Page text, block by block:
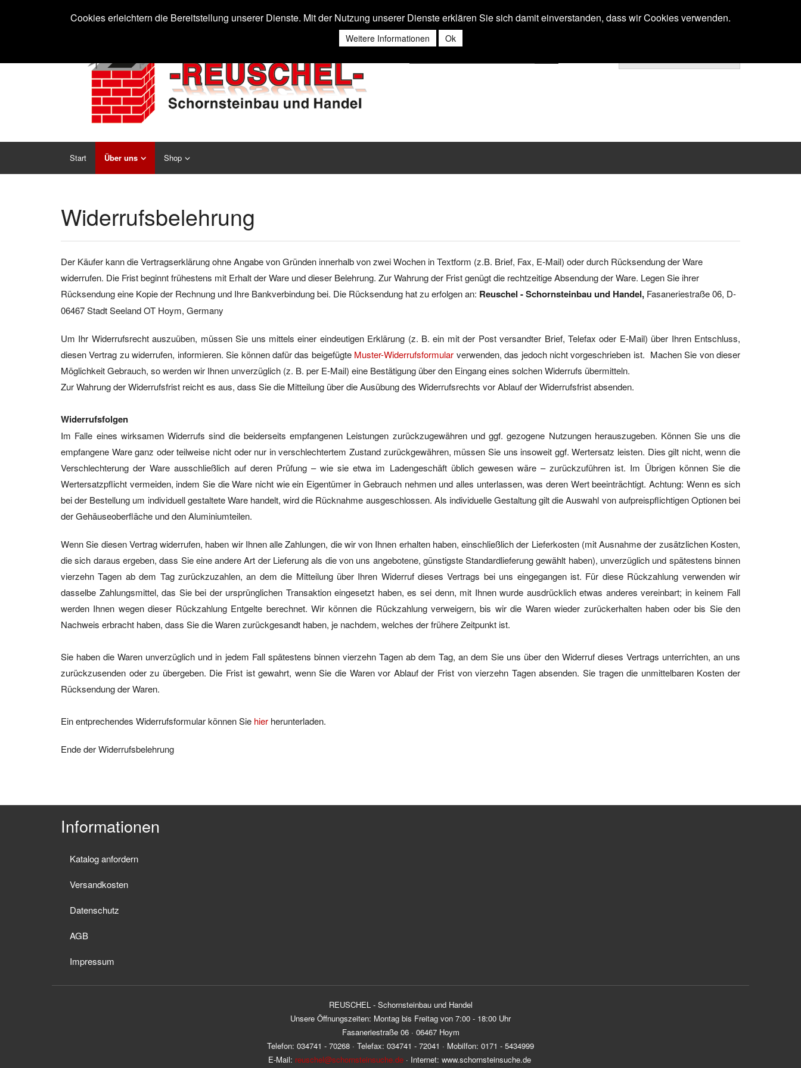
Start Über uns Shop
Widerrufsbelehrung
Der Käufer kann die Vertragserklärung ohne Angabe von Gründen innerhalb von zwei Wochen in Textform (z.B. Brief, Fax, E-Mail) oder durch Rücksendung der Ware
widerrufen. Die Frist beginnt frühestens mit Erhalt der Ware und dieser Belehrung. Zur Wahrung der Frist genügt die rechtzeitige Absendung der Ware. Legen Sie ihrer
Rücksendung eine Kopie der Rechnung und Ihre Bankverbindung bei. Die Rücksendung hat zu erfolgen an: Reuschel - Schornsteinbau und Handel, Fasaneriestraße 06, D-
06467 Stadt Seeland OT Hoym, Germany
Um Ihr Widerrufsrecht auszuüben, müssen Sie uns mittels einer eindeutigen Erklärung (z. B. ein mit der Post versandter Brief, Telefax oder E-Mail) über Ihren Entschluss,
diesen Vertrag zu widerrufen, informieren. Sie können dafür das beigefügte Muster-Widerrufsformular verwenden, das jedoch nicht vorgeschrieben ist. Machen Sie von dieser
Möglichkeit Gebrauch, so werden wir Ihnen unverzüglich (z. B. per E-Mail) eine Bestätigung über den Eingang eines solchen Widerrufs übermitteln.
Zur Wahrung der Widerrufsfrist reicht es aus, dass Sie die Mitteilung über die Ausübung des Widerrufsrechts vor Ablauf der Widerrufsfrist absenden.
Widerrufsfolgen
Im Falle eines wirksamen Widerrufs sind die beiderseits empfangenen Leistungen zurückzugewähren und ggf. gezogene Nutzungen herauszugeben. Können Sie uns die
empfangene Ware ganz oder teilweise nicht oder nur in verschlechtertem Zustand zurückgewähren, müssen Sie uns insoweit ggf. Wertersatz leisten. Dies gilt nicht, wenn die
Verschlechterung der Ware ausschließlich auf deren Prüfung – wie sie etwa im Ladengeschäft üblich gewesen wäre – zurückzuführen ist. Im Übrigen können Sie die
Wertersatzpflicht vermeiden, indem Sie die Ware nicht wie ein Eigentümer in Gebrauch nehmen und alles unterlassen, was deren Wert beeinträchtigt. Achtung: Wenn es sich
bei der Bestellung um individuell gestaltete Ware handelt, wird die Rücknahme ausgeschlossen. Als individuelle Gestaltung gilt die Auswahl von aufpreispflichtigen Optionen bei
der Gehäuseoberfläche und den Aluminiumteilen.
Wenn Sie diesen Vertrag widerrufen, haben wir Ihnen alle Zahlungen, die wir von Ihnen erhalten haben, einschließlich der Lieferkosten (mit Ausnahme der zusätzlichen Kosten,
die sich daraus ergeben, dass Sie eine andere Art der Lieferung als die von uns angebotene, günstigste Standardlieferung gewählt haben), unverzüglich und spätestens binnen
vierzehn Tagen ab dem Tag zurückzuzahlen, an dem die Mitteilung über Ihren Widerruf dieses Vertrags bei uns eingegangen ist. Für diese Rückzahlung verwenden wir
dasselbe Zahlungsmittel, das Sie bei der ursprünglichen Transaktion eingesetzt haben, es sei denn, mit Ihnen wurde ausdrücklich etwas anderes vereinbart; in keinem Fall
werden Ihnen wegen dieser Rückzahlung Entgelte berechnet. Wir können die Rückzahlung verweigern, bis wir die Waren wieder zurückerhalten haben oder bis Sie den
Nachweis erbracht haben, dass Sie die Waren zurückgesandt haben, je nachdem, welches der frühere Zeitpunkt ist.
Sie haben die Waren unverzüglich und in jedem Fall spätestens binnen vierzehn Tagen ab dem Tag, an dem Sie uns über den Widerruf dieses Vertrags unterrichten, an uns
zurückzusenden oder zu übergeben. Die Frist ist gewahrt, wenn Sie die Waren vor Ablauf der Frist von vierzehn Tagen absenden. Sie tragen die unmittelbaren Kosten der
Rücksendung der Waren.
Ein entprechendes Widerrufsformular können Sie hier herunterladen.
Ende der Widerrufsbelehrung
Informationen
Katalog anfordern
Versandkosten
Datenschutz
AGB
Impressum
REUSCHEL - Schornsteinbau und Handel
Unsere Öffnungszeiten: Montag bis Freitag von 7:00 - 18:00 Uhr
Fasaneriestraße 06 · 06467 Hoym
Telefon: 034741 - 70268 · Telefax: 034741 - 72041 · Mobilfon: 0171 - 5434999
E-Mail: reuschel@schornsteinsuche.de· Internet: www.schornsteinsuche.de
Cookies erleichtern die Bereitstellung unserer Dienste. Mit der Nutzung unserer Dienste erklären Sie sich damit einverstanden, dass wir Cookies verwenden.
Weitere Informationen Ok